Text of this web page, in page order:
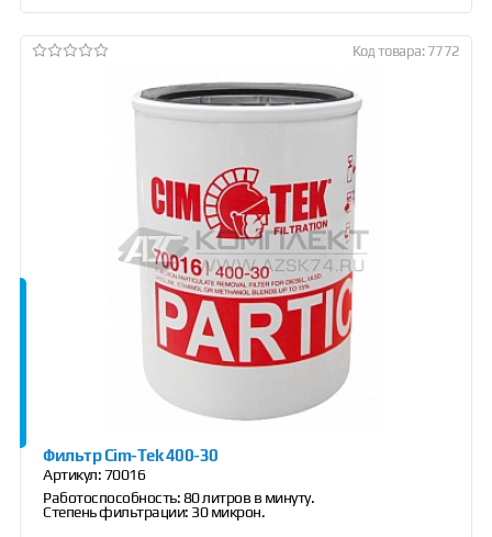
Код товара: 7772
Фильтр Cim-Tek 400-30
Артикул:70016
Работоспособность: 80 литров в минуту.
Степень фильтрации: 30 микрон.